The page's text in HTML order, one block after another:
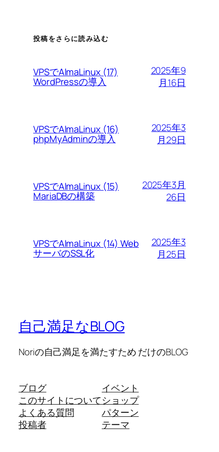
投稿をさらに読み込む
VPSでAlmaLinux (17)
WordPressの導入
2025年9
月16日
VPSでAlmaLinux (16)
phpMyAdminの導入
2025年3
月29日
VPSでAlmaLinux (15)
MariaDBの構築
2025年3月
26日
VPSでAlmaLinux (14) Web
サーバのSSL化
2025年3
月25日
自己満足なBLOG
Noriの自己満足を満たすため だけのBLOG
ブログ
このサイトについて
よくある質問
投稿者
イベント
ショップ
パターン
テーマ